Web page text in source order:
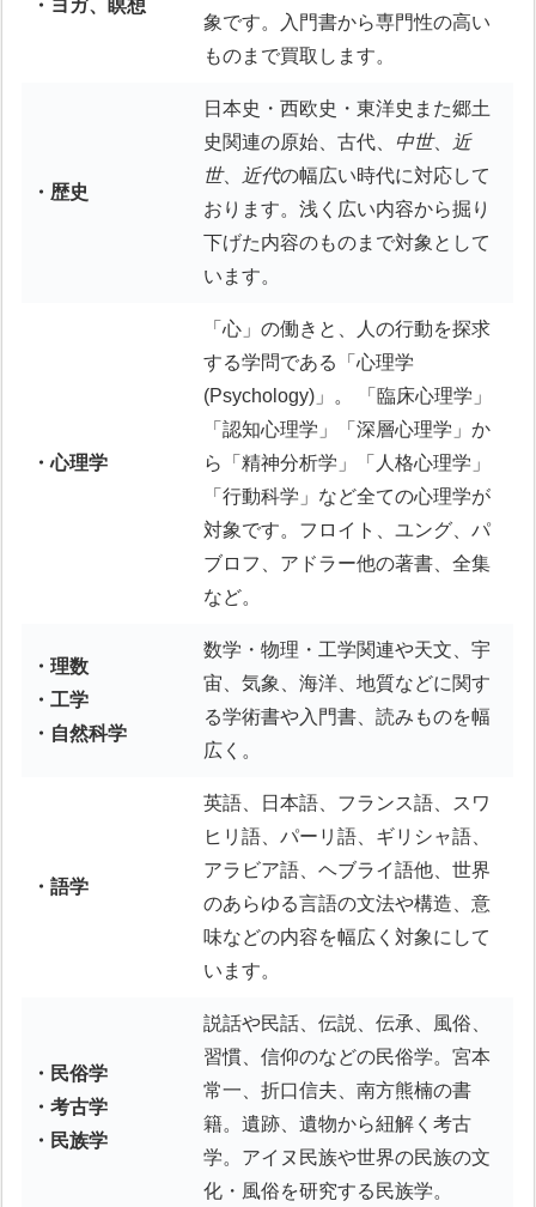
・ヨガ、瞑想
象です。入門書から専門性の高い
ものまで買取します。
・歴史
日本史・西欧史・東洋史また郷土
史関連の原始、古代、
中世、
近
世、 近代の幅広い時代に対応して
おります。浅く広い内容から掘り
下げた内容のものまで対象として
います。
・心理学
「心」の働きと、人の行動を探求
する学問である「心理学
(Psychology)」。 「臨床心理学」
「認知心理学」「深層心理学」か
ら「精神分析学」「人格心理学」
「行動科学」など全ての心理学が
対象です。フロイト、ユング、パ
ブロフ、アドラー他の著書、全集
など。
・理数
・工学
・自然科学
数学・物理・工学関連や天文、宇
宙、気象、海洋、地質などに関す
る学術書や入門書、読みものを幅
広く。
・語学
英語、日本語、フランス語、スワ
ヒリ語、パーリ語、ギリシャ語、
アラビア語、ヘブライ語他、世界
のあらゆる言語の文法や構造、意
味などの内容を幅広く対象にして
います。
・民俗学
・考古学
・民族学
説話や民話、伝説、伝承、風俗、
習慣、信仰のなどの民俗学。宮本
常一、折口信夫、南方熊楠の書
籍。遺跡、遺物から紐解く考古
学。アイヌ民族や世界の民族の文
化・風俗を研究する民族学。